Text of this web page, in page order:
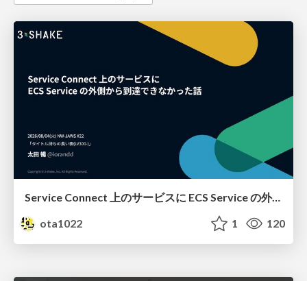
Service Connect 上のサービスに ECS Service の外側から到達できなかった話
ota1022
1 120